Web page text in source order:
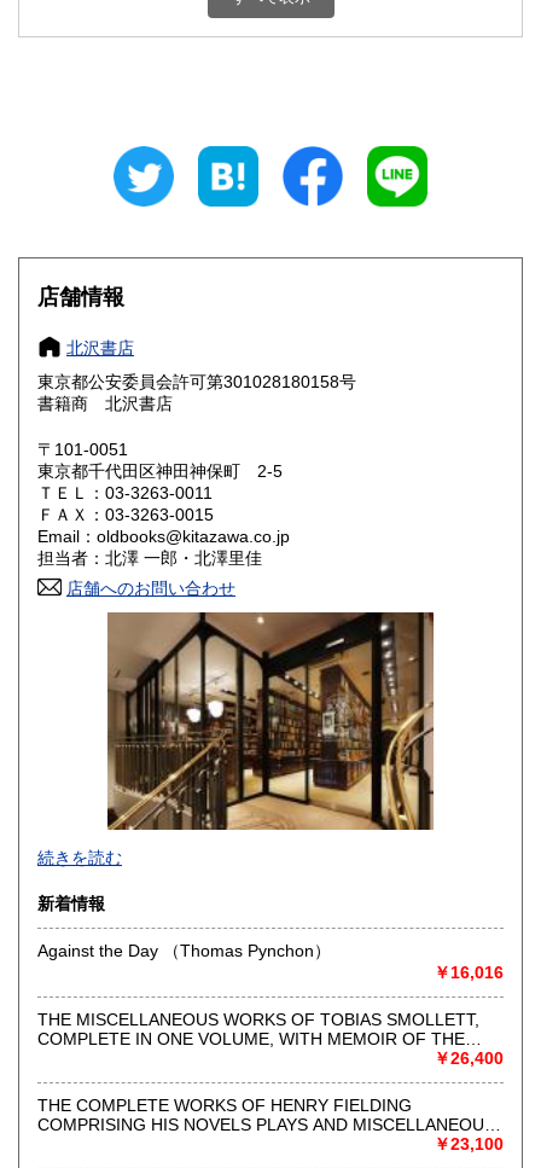
2,508円 富山県
2,508円 静岡県
奈良県 2,629円 和歌山県
岡山県 2,761円
山口県 2,761円
香川県 2,761円
2,761円 福岡県
3,025円 長崎県
3,025円 大分県
3,025円 鹿児島県
沖縄県
店舗情報
北沢書店
東京都公安委員会許可第301028180158号
書籍商 北沢書店
〒101-0051
東京都千代田区神田神保町 2-5
ＴＥＬ：03-3263-0011
ＦＡＸ：03-3263-0015
Email：oldbooks@kitazawa.co.jp
担当者：北澤 一郎・北澤里佳
店舗へのお問い合わせ
英米文学をはじめとして、日本・アジア・言語学・人類学・
オカルト関係などの英語で書かれた本を中心に扱い、社会に
必要とされる店づくりを目指して日々努力しております。
続きを読む
新着情報
Against the Day （Thomas Pynchon）
￥16,016
THE MISCELLANEOUS WORKS OF TOBIAS SMOLLETT,
COMPLETE IN ONE VOLUME, WITH MEMOIR OF THE
SMOLLETT）
￥26,400
THE COMPLETE WORKS OF HENRY FIELDING
COMPRISING HIS NOVELS PLAYS AND MISCELLANEOUS
WRITINGS WITH MEMOIR OF THE AUTHOR BY THOMAS
￥23,100